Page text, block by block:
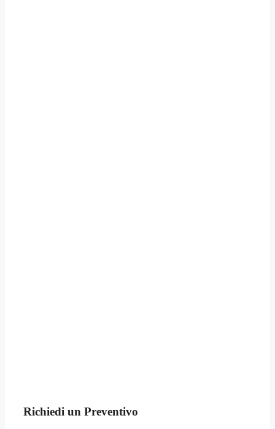
Richiedi un Preventivo